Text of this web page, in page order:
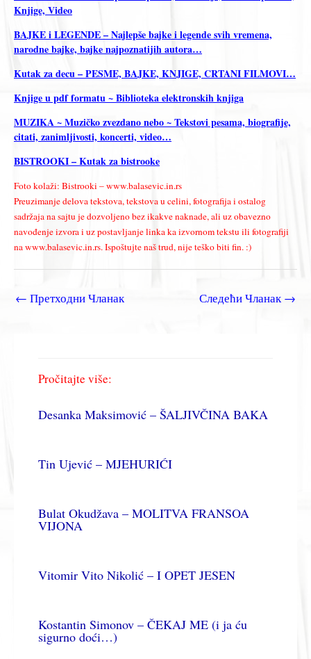
Knjige, Video
BAJKE i LEGENDE – Najlepše bajke i legende svih vremena,
narodne bajke, bajke najpoznatijih autora…
Kutak za decu – PESME, BAJKE, KNJIGE, CRTANI FILMOVI…
Knjige u pdf formatu ~ Biblioteka elektronskih knjiga
MUZIKA ~ Muzičko zvezdano nebo ~ Tekstovi pesama, biografije,
citati, zanimljivosti, koncerti, video…
BISTROOKI – Kutak za bistrooke
Foto kolaži: Bistrooki – www.balasevic.in.rs
Preuzimanje delova tekstova, tekstova u celini, fotografija i ostalog
sadržaja na sajtu je dozvoljeno bez ikakve naknade, ali uz obavezno
navođenje izvora i uz postavljanje linka ka izvornom tekstu ili fotografiji
na www.balasevic.in.rs. Ispoštujte naš trud, nije teško biti fin. :)
← Претходни Чланак Следећи Чланак →
Pročitajte više:
Desanka Maksimović – ŠALJIVČINA BAKA
Tin Ujević – MJEHURIĆI
Bulat Okudžava – MOLITVA FRANSOA
VIJONA
Vitomir Vito Nikolić – I OPET JESEN
Kostantin Simonov – ČEKAJ ME (i ja ću
sigurno doći…)